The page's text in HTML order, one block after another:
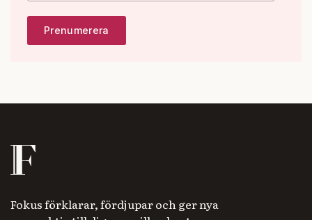
Fokus förklarar, fördjupar och ger nya